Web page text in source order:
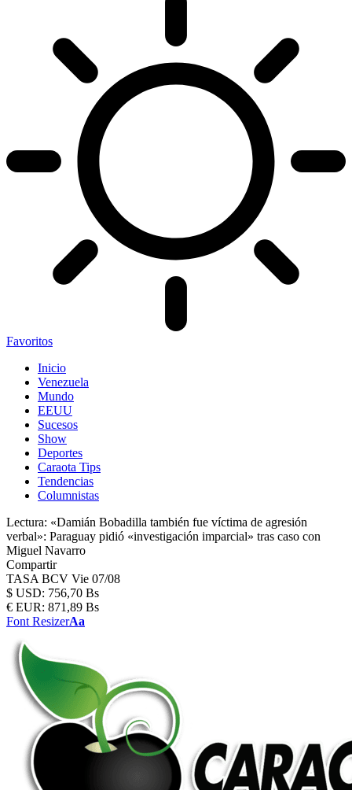
Favoritos
Inicio
Venezuela
Mundo
EEUU
Sucesos
Show
Deportes
Caraota Tips
Tendencias
Columnistas
Lectura: «Damián Bobadilla también fue víctima de agresión
verbal»: Paraguay pidió «investigación imparcial» tras caso con
Miguel Navarro
Compartir
TASA BCV Vie 07/08
$ USD: 756,70 Bs
€ EUR: 871,89 Bs
Font ResizerAa